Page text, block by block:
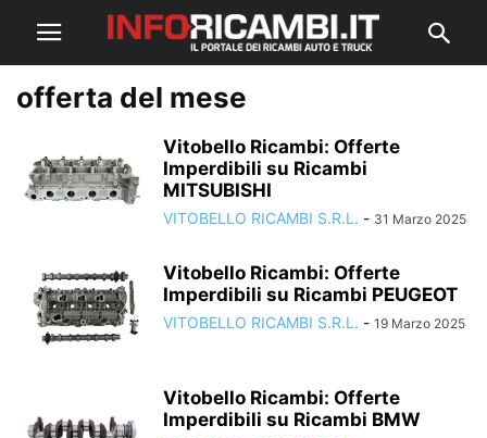
offerta del mese
Vitobello Ricambi: Offerte
Imperdibili su Ricambi
MITSUBISHI
VITOBELLO RICAMBI S.R.L. - 31 Marzo 2025
Vitobello Ricambi: Offerte
Imperdibili su Ricambi PEUGEOT
VITOBELLO RICAMBI S.R.L. - 19 Marzo 2025
Vitobello Ricambi: Offerte
Imperdibili su Ricambi BMW